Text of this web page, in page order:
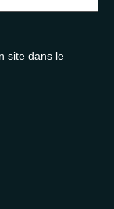
site dans le